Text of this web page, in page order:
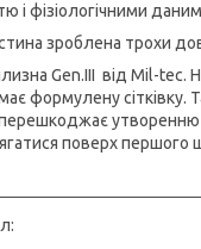
і фізіологічними
зроблена трохи
Gen.III від Mil-tec.
формулену сітківку.
утворенню
поверх першого